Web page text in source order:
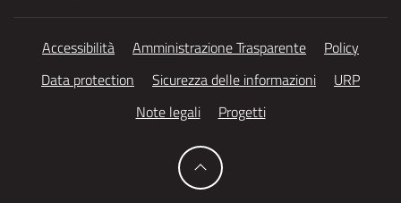
Accessibilità Amministrazione Trasparente
Policy
Data protection
Sicurezza delle informazioni
URP
Note legali
Progetti